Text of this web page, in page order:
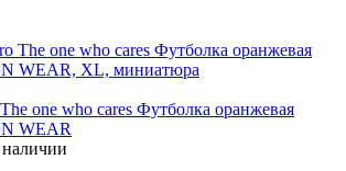
one who cares Футболка оранжевая
WEAR